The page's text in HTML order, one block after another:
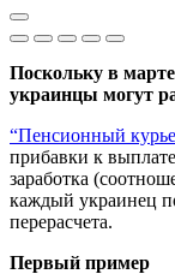
Поскольку в
украинцы могут
“Пенсионный
прибавки к
заработка
каждый украинец
перерасчета.
Первый пример